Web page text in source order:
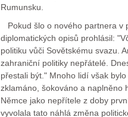
Rumunsku.
Pokud šlo o nového partnera v
diplomatických opisů prohlásil:
politiku vůči Sovětskému svazu.
zahraniční politiky nepřátelé.
přestali být." Mnoho lidí však
zklamáno, šokováno a naplněno
Němce jako nepřítele z doby
vyvolala tato náhlá změna